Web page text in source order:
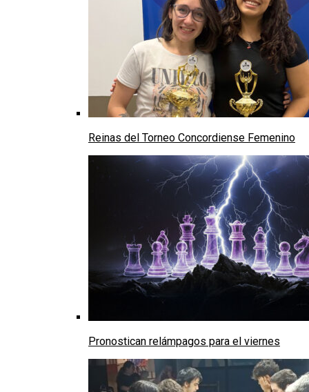
Reinas del Torneo Concordiense Femenino
Pronostican relámpagos para el viernes